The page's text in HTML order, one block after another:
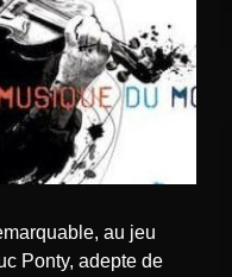
Ponty, adepte de